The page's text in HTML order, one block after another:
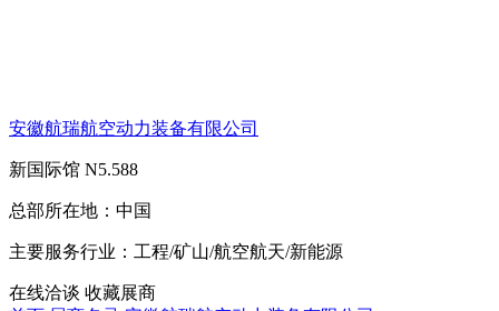
安徽航瑞航空动力装备有限公司
新国际馆 N5.588
总部所在地： 中国
主要服务行业： 工程/矿山/航空航天/新能源
在线洽谈 收藏展商